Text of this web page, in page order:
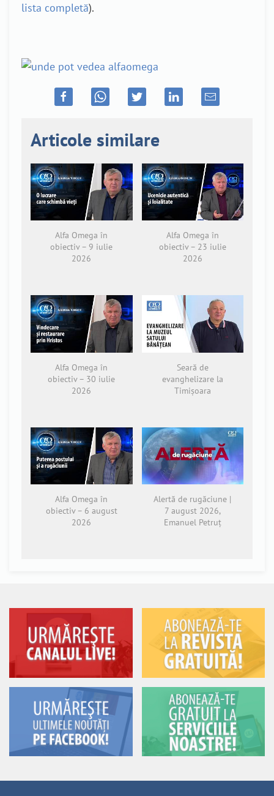
lista completă).
Articole similare
Alfa Omega în
obiectiv – 9 iulie
2026
Alfa Omega în
obiectiv – 23 iulie
2026
Alfa Omega în
obiectiv – 30 iulie
2026
Seară de
evanghelizare la
Timișoara
Alfa Omega în
obiectiv – 6 august
2026
Alertă de rugăciune |
7 august 2026,
Emanuel Petruț